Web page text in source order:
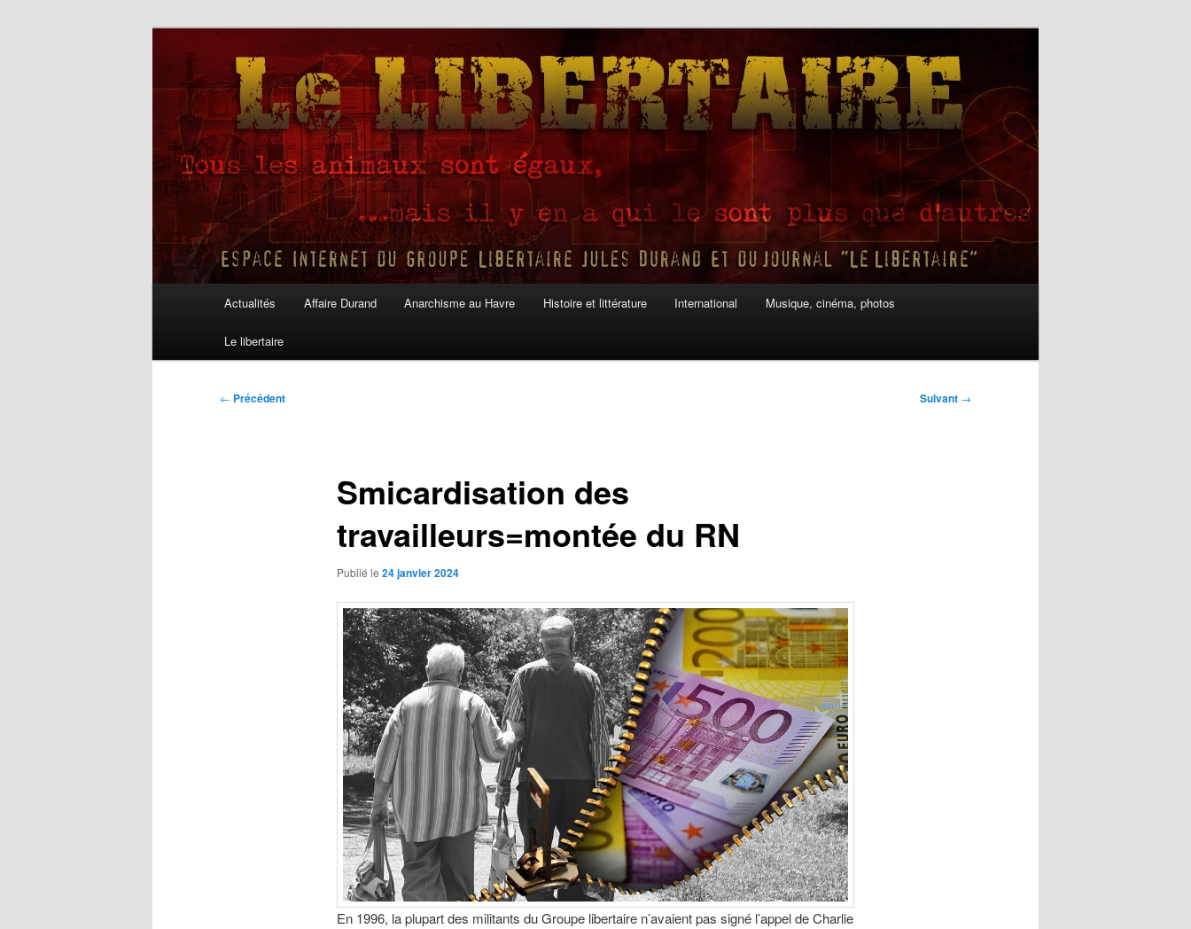
Le Libertaire
Actualités Affaire Durand Anarchisme au Havre Histoire et littérature International Musique, cinéma, photos
Le libertaire
Navigation
← Précédent Suivant →
Smicardisation des
travailleurs=montée du RN
Publié le 24 janvier 2024
En 1996, la plupart des militants du Groupe libertaire n’avaient pas signé l’appel de Charlie